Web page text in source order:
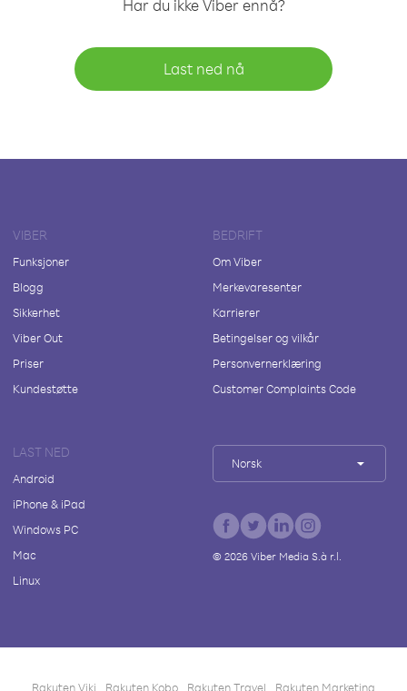
Har du ikke Viber ennå?
Last ned nå
VIBER
Funksjoner
Blogg
Sikkerhet
Viber Out
Priser
Kundestøtte
BEDRIFT
Om Viber
Merkevaresenter
Karrierer
Betingelser og vilkår
Personvernerklæring
Customer Complaints Code
LAST NED
Android
iPhone & iPad
Windows PC
Mac
Linux
Norsk
© 2026Viber Media S.à r.l.
Rakuten Viki Rakuten Kobo Rakuten Travel Rakuten Marketing